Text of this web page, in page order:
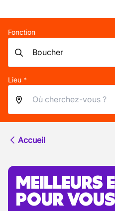
Fonction
Lieu *
Accueil
MEILLEURS
POUR VOUS